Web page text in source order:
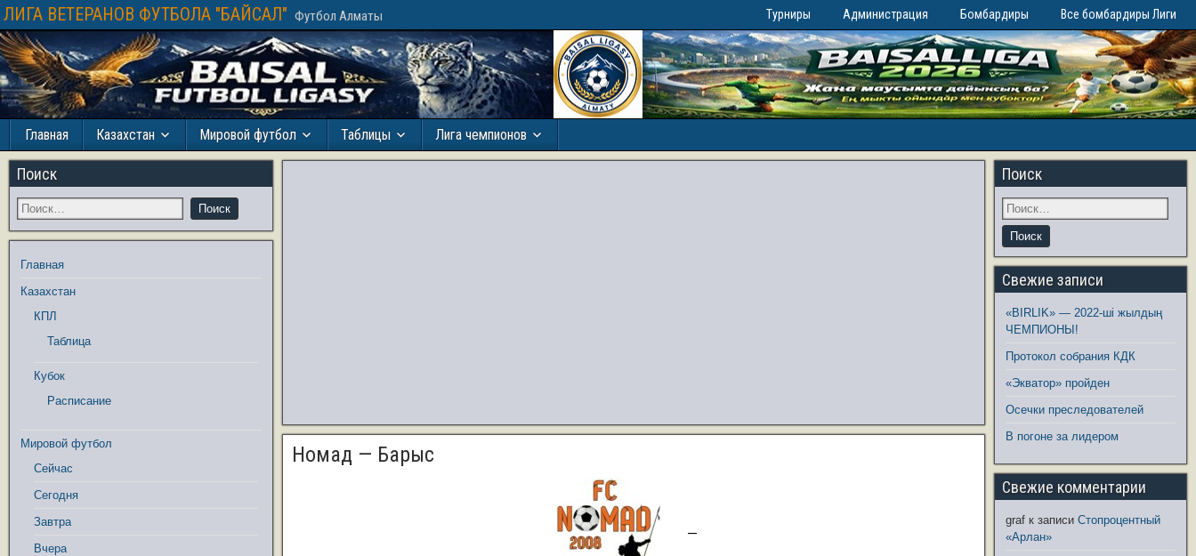
ЛИГА ВЕТЕРАНОВ ФУТБОЛА "БАЙСАЛ" Футбол Алматы Турниры Администрация Бомбардиры Все бомбардиры Лиги
Главная Казахстан Мировой футбол Таблицы Лига чемпионов
Номад — Барыс
—
Поиск
Главная
Казахстан
КПЛ
Таблица
Кубок
Расписание
Мировой футбол
Сейчас
Сегодня
Завтра
Вчера
Поиск
Свежие записи
«BIRLIK» — 2022-ші жылдың
ЧЕМПИОНЫ!
Протокол собрания КДК
«Экватор» пройден
Осечки преследователей
В погоне за лидером
Свежие комментарии
graf к записиСтопроцентный
«Арлан»